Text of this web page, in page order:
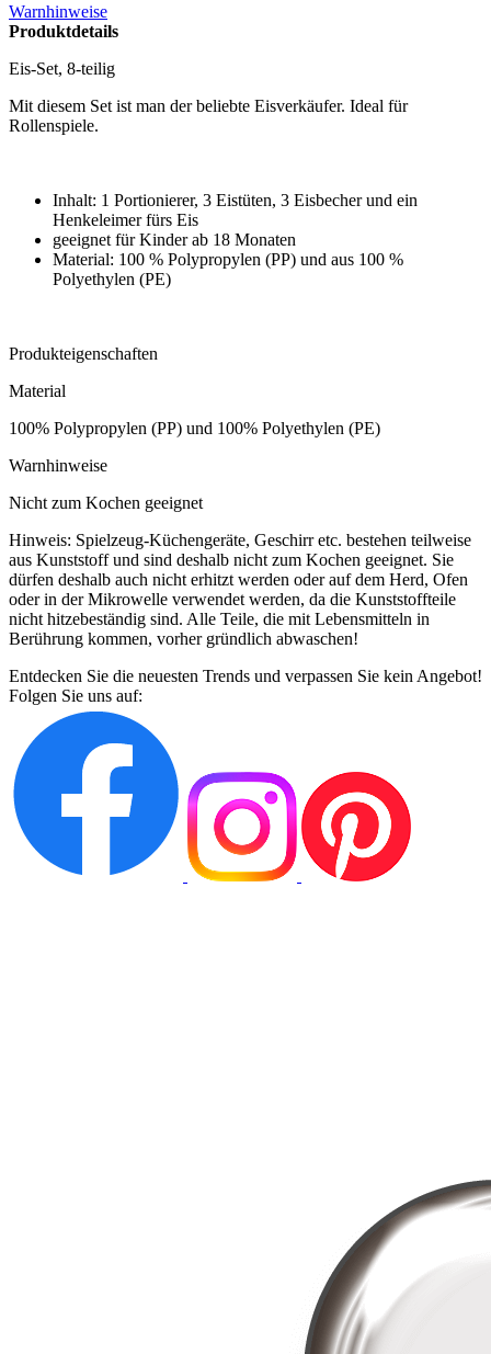
Warnhinweise
Produktdetails
Eis-Set, 8-teilig
Mit diesem Set ist man der beliebte Eisverkäufer. Ideal für
Rollenspiele.
Inhalt: 1 Portionierer, 3 Eistüten, 3 Eisbecher und ein
Henkeleimer fürs Eis
geeignet für Kinder ab 18 Monaten
Material: 100 % Polypropylen (PP) und aus 100 %
Polyethylen (PE)
Produkteigenschaften
Material
100% Polypropylen (PP) und 100% Polyethylen (PE)
Warnhinweise
Nicht zum Kochen geeignet
Hinweis: Spielzeug-Küchengeräte, Geschirr etc. bestehen teilweise
aus Kunststoff und sind deshalb nicht zum Kochen geeignet. Sie
dürfen deshalb auch nicht erhitzt werden oder auf dem Herd, Ofen
oder in der Mikrowelle verwendet werden, da die Kunststoffteile
nicht hitzebeständig sind. Alle Teile, die mit Lebensmitteln in
Berührung kommen, vorher gründlich abwaschen!
Entdecken Sie die neuesten Trends und verpassen Sie kein Angebot!
Folgen Sie uns auf: